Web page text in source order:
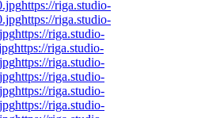
https://riga.studio-
https://riga.studio-
https://riga.studio-
https://riga.studio-
https://riga.studio-
https://riga.studio-
https://riga.studio-
https://riga.studio-